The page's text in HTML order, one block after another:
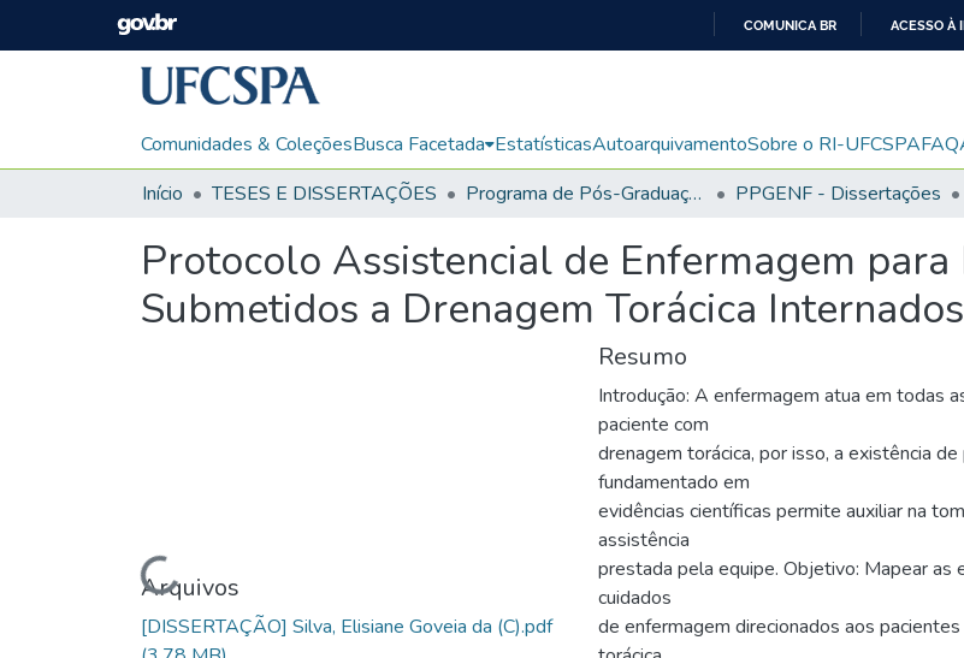
CONTEÚDO
COMUNICA BR ACESSO À
Comunidades & ColeçõesBusca Facetada EstatísticasAutoarquivamentoSobre o RI-UFCSPAFAQ
Início
TESES E DISSERTAÇÕES Programa de Pós-Graduação em Enfermagem PPGENF - Dissertações
Protocolo Assistencial de Enfermagem
Submetidos a Drenagem Torácica
Carregando...
Arquivos
[DISSERTAÇÃO] Silva, Elisiane Goveia da (C).pdf
Resumo
Introdução: A enfermagem atua em todas
paciente com
drenagem torácica, por isso, a existência
fundamentado em
evidências científicas permite auxiliar na
assistência
prestada pela equipe. Objetivo: Mapear as
cuidados
de enfermagem direcionados aos